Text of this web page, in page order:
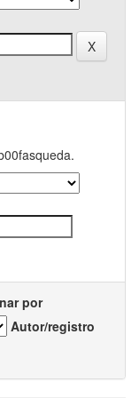
por
Autor/registro